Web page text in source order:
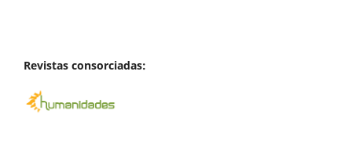
Revistas consorciadas: